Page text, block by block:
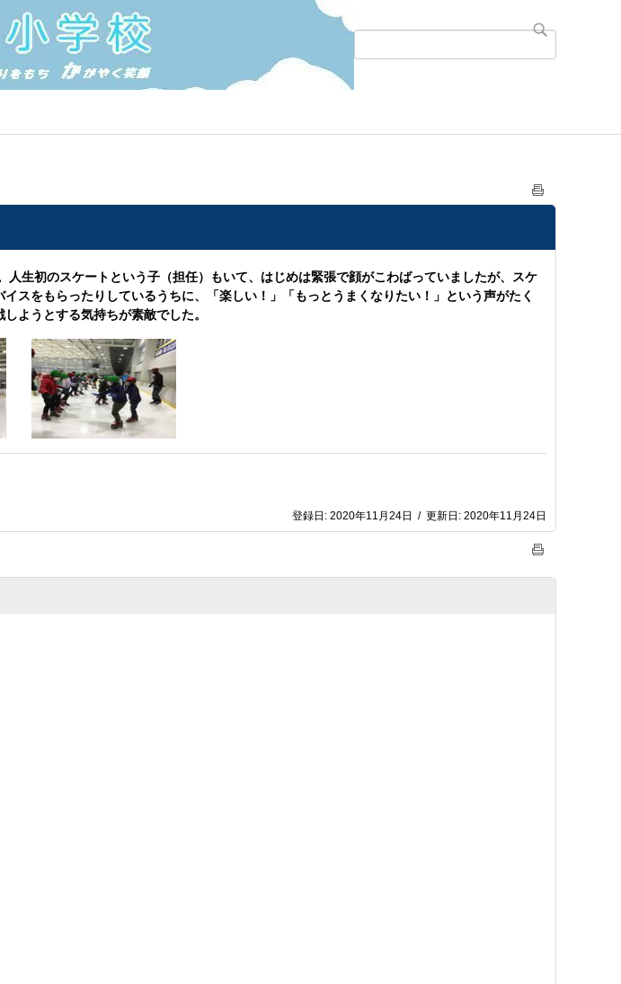
生初のスケートという子（担任）もいて、はじめは緊張で顔がこわばっていましたが、スケ
スをもらったりしているうちに、「楽しい！」「もっとうまくなりたい！」という声がたく
ようとする気持ちが素敵でした。
登録日: 2020年11月24日 / 更新日: 2020年11月24日